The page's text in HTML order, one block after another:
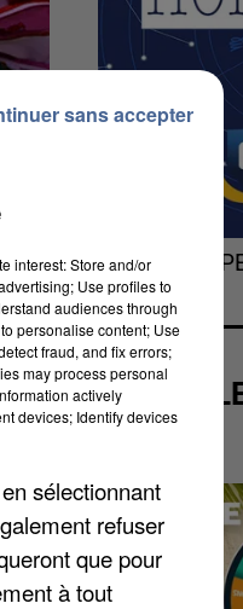
la
GAGNER
interest: Store and/or
Use profiles to
audiences through
personalise content; Use
fraud, and fix errors;
may process personal
actively
devices; Identify devices
sélectionnant
refuser
que pour
à tout
sans accepter